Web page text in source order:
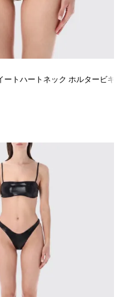
ートハートネック ホルタービキニ